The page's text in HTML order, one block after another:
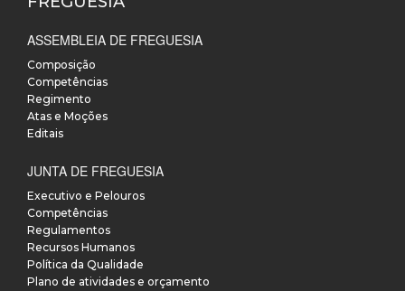
ASSEMBLEIA DE FREGUESIA
Composição
Competências
Regimento
Atas e Moções
Editais
JUNTA DE FREGUESIA
Executivo e Pelouros
Competências
Regulamentos
Recursos Humanos
Política da Qualidade
Plano de atividades e orçamento